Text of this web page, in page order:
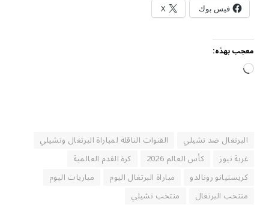
فيس بوك X
معجب بهذه:
جاري
البرتغال ضد تشيلي
القنوات الناقلة لمباراة البرتغال وتشيلي
غربة نيوز
كأس العالم 2026
كرة القدم العالمية
كريستيانو رونالدو
مباراة البرتغال اليوم
مباريات اليوم
منتخب البرتغال
منتخب تشيلي